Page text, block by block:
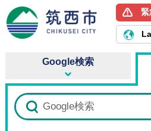
緊
Google検索